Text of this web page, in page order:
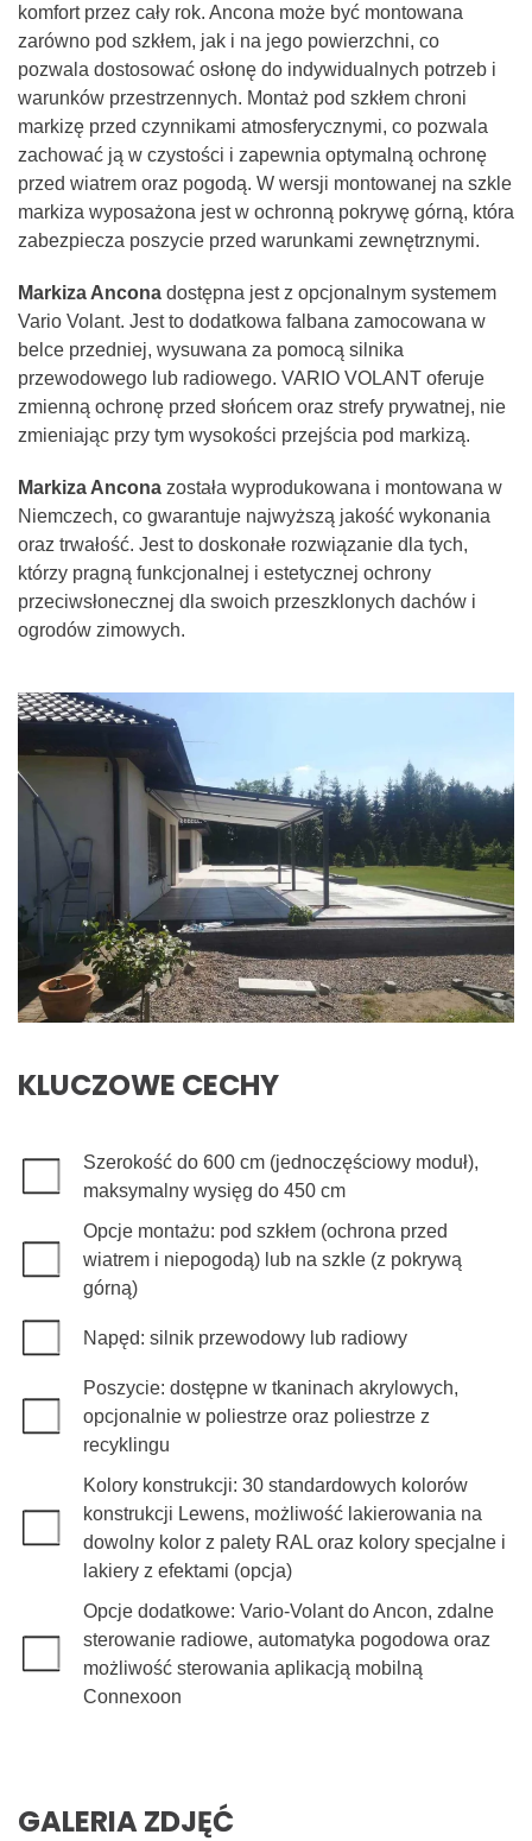
komfort przez cały rok. Ancona może być montowana
zarówno pod szkłem, jak i na jego powierzchni, co
pozwala dostosować osłonę do indywidualnych potrzeb i
warunków przestrzennych. Montaż pod szkłem chroni
markizę przed czynnikami atmosferycznymi, co pozwala
zachować ją w czystości i zapewnia optymalną ochronę
przed wiatrem oraz pogodą. W wersji montowanej na szkle
markiza wyposażona jest w ochronną pokrywę górną, która
zabezpiecza poszycie przed warunkami zewnętrznymi.
Markiza Ancona dostępna jest z opcjonalnym systemem
Vario Volant. Jest to dodatkowa falbana zamocowana w
belce przedniej, wysuwana za pomocą silnika
przewodowego lub radiowego. VARIO VOLANT oferuje
zmienną ochronę przed słońcem oraz strefy prywatnej, nie
zmieniając przy tym wysokości przejścia pod markizą.
Markiza Ancona została wyprodukowana i montowana w
Niemczech, co gwarantuje najwyższą jakość wykonania
oraz trwałość. Jest to doskonałe rozwiązanie dla tych,
którzy pragną funkcjonalnej i estetycznej ochrony
przeciwsłonecznej dla swoich przeszklonych dachów i
ogrodów zimowych.
KLUCZOWE CECHY
Szerokość do 600 cm (jednoczęściowy moduł),
maksymalny wysięg do 450 cm
Opcje montażu: pod szkłem (ochrona przed
wiatrem i niepogodą) lub na szkle (z pokrywą
górną)
Napęd: silnik przewodowy lub radiowy
Poszycie: dostępne w tkaninach akrylowych,
opcjonalnie w poliestrze oraz poliestrze z
recyklingu
Kolory konstrukcji: 30 standardowych kolorów
konstrukcji Lewens, możliwość lakierowania na
dowolny kolor z palety RAL oraz kolory specjalne i
lakiery z efektami (opcja)
Opcje dodatkowe: Vario-Volant do Ancon, zdalne
sterowanie radiowe, automatyka pogodowa oraz
możliwość sterowania aplikacją mobilną
Connexoon
GALERIA ZDJĘĆ